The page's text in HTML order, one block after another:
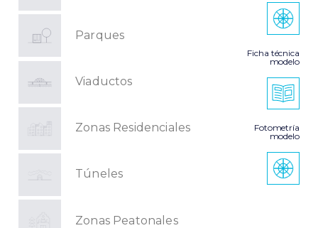
Parques
Viaductos
Zonas Residenciales
Túneles
Zonas Peatonales
Ficha técnica
modelo
Fotometría
modelo